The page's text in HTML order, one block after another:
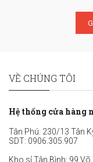
VỀ CHÚNG TÔI
Hệ thống cửa hàng
Tân Phú: 230/13 Tân
SDT: 0906.305.907
Kho sỉ Tân Bình: 99